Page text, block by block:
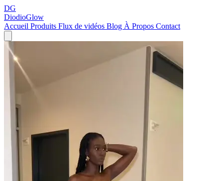
DG
DiodioGlow
Accueil Produits Flux de vidéos Blog À Propos Contact